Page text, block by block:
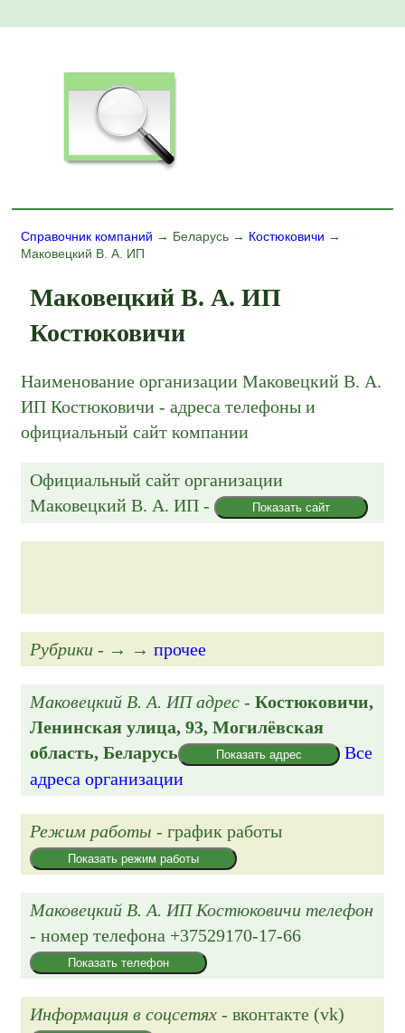
Справочник компаний → Беларусь → Костюковичи →
Маковецкий В. А. ИП
Маковецкий В. А. ИП
Костюковичи
Наименование организации Маковецкий В. А.
ИП Костюковичи - адреса телефоны и
официальный сайт компании
Официальный сайт организации
Маковецкий В. А. ИП - Показать сайт
Рубрики - → →прочее
Маковецкий В. А. ИП адрес -Костюковичи,
Ленинская улица, 93, Могилёвская
область, Беларусь
Показать адрес
Все
адреса организации
Режим работы - график работы
Показать режим работы
Маковецкий В. А. ИП Костюковичи телефон
- номер телефона +37529170-17-66
Показать телефон
Информация в соцсетях - вконтакте (vk)